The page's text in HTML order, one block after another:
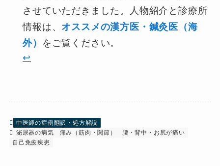
させていただきました。人物紹介と診療所
情報は、 オススメの漢方医・鍼灸医（海
外）
をご覧ください。
↩︎
中医師の症例翻訳・処方解説
泌尿器の病気
痛み（筋肉・関節）
腰・背中・お尻が痛い
自己免疫疾患